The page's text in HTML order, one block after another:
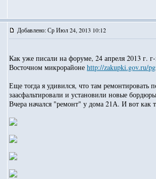
Добавлено: Ср Июл 24, 2013 10:12
Как уже писали на форуме, 24 апреля 2013 г.
Восточном микрорайоне http://zakupki.gov.ru/
Еще тогда я удивился, что там
заасфальтировали и установили новые
Вчера начался "ремонт" у дома 21А. И вот как